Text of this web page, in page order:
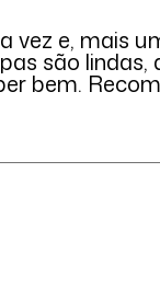
vez e, mais
são lindas,
bem.